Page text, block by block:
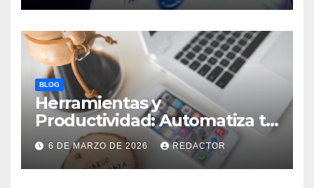
BLOG
Herramientas y
Productividad: Automatiza tu
Negocio y Ahorra Tiempo
6 DE MARZO DE 2026 REDACTOR